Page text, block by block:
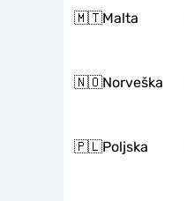
🇲🇹Malta
🇳🇴Norveška
🇵🇱Poljska